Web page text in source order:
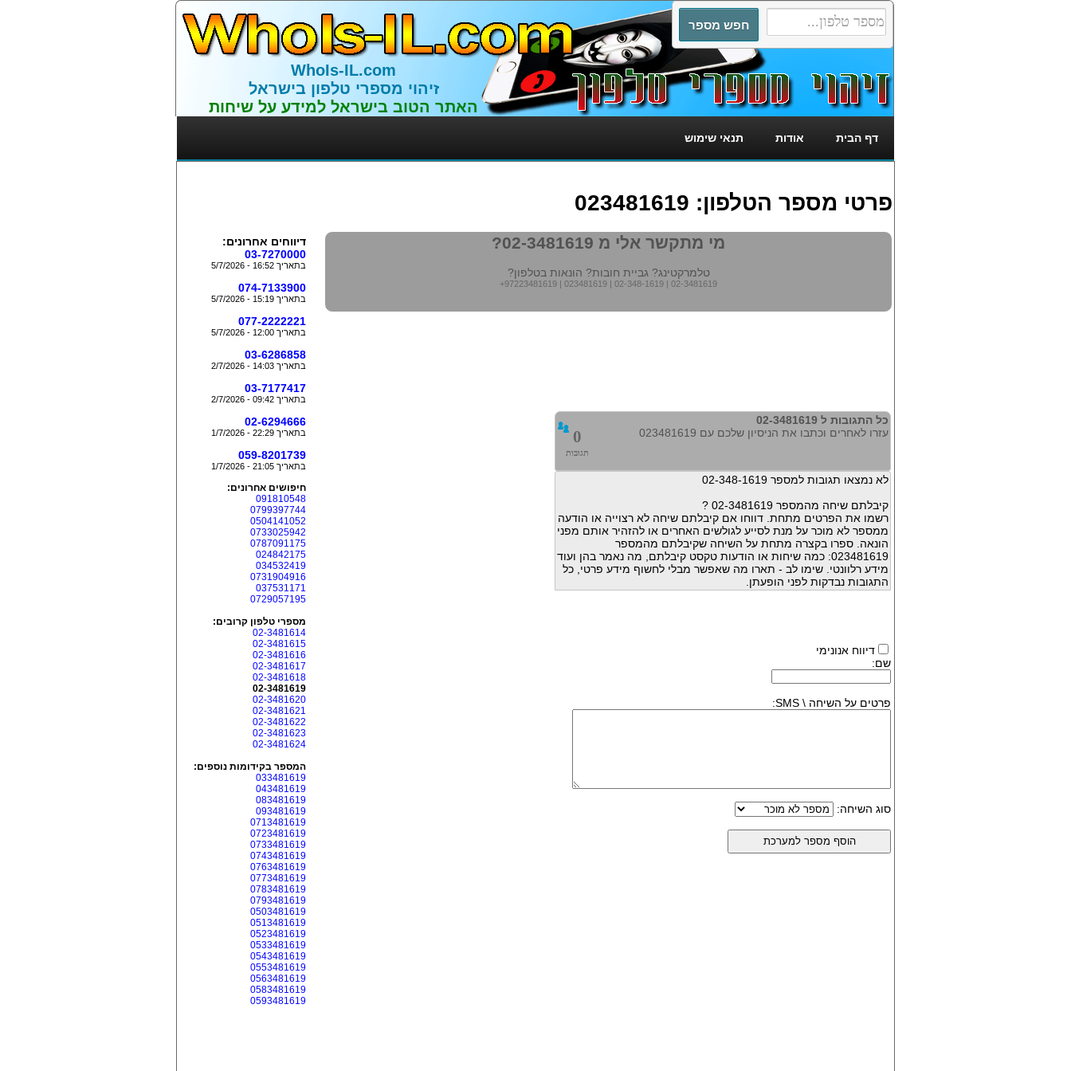
WhoIs-IL.com
זיהוי מספרי טלפון בישראל
האתר הטוב בישראל למידע על שיחות
דף הבית אודות תנאי שימוש
פרטי מספר הטלפון: 023481619
מי מתקשר אלי מ 02-3481619?
טלמרקטינג? גביית חובות? הונאות בטלפון?
+97223481619 | 023481619 | 02-348-1619 | 02-3481619
0
תגובות
כל התגובות ל 02-3481619
עזרו לאחרים וכתבו את הניסיון שלכם עם 023481619
לא נמצאו תגובות למספר 02-348-1619
קיבלתם שיחה מהמספר 02-3481619 ?
רשמו את הפרטים מתחת. דווחו אם קיבלתם שיחה לא רצוייה או הודעה
ממספר לא מוכר על מנת לסייע לגולשים האחרים או להזהיר אותם מפני
הונאה. ספרו בקצרה מתחת על השיחה שקיבלתם מהמספר
023481619: כמה שיחות או הודעות טקסט קיבלתם, מה נאמר בהן ועוד
מידע רלוונטי. שימו לב - תארו מה שאפשר מבלי לחשוף מידע פרטי, כל
התגובות נבדקות לפני הופעתן.
דיווח אנונימי
שם:
פרטים על השיחה \ SMS:
סוג השיחה:
דיווחים אחרונים:
03-7270000
בתאריך 16:52 - 5/7/2026
074-7133900
בתאריך 15:19 - 5/7/2026
077-2222221
בתאריך 12:00 - 5/7/2026
03-6286858
בתאריך 14:03 - 2/7/2026
03-7177417
בתאריך 09:42 - 2/7/2026
02-6294666
בתאריך 22:29 - 1/7/2026
059-8201739
בתאריך 21:05 - 1/7/2026
חיפושים אחרונים:
091810548
0799397744
0504141052
0733025942
0787091175
024842175
034532419
0731904916
037531171
0729057195
מספרי טלפון קרובים:
02-3481614
02-3481615
02-3481616
02-3481617
02-3481618
02-3481619
02-3481620
02-3481621
02-3481622
02-3481623
02-3481624
המספר בקידומות נוספים:
033481619
043481619
083481619
093481619
0713481619
0723481619
0733481619
0743481619
0763481619
0773481619
0783481619
0793481619
0503481619
0513481619
0523481619
0533481619
0543481619
0553481619
0563481619
0583481619
0593481619